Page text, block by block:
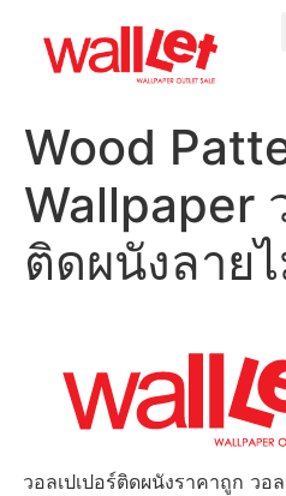
Wood
Wallpaper
ติดผนังลาย
วอลเปเปอร์ติดผนังราคาถูก วอ